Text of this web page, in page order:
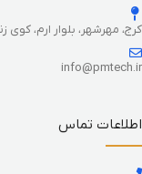
کرج، مهرشهر، بلوار ارم، کوی زنبق،
info@pmtech.ir
اطلاعات تماس